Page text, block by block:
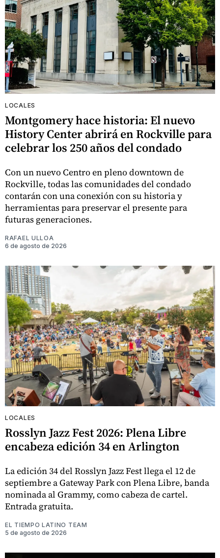
LOCALES
Montgomery hace historia: El nuevo
History Center abrirá en Rockville para
celebrar los 250 años del condado
Con un nuevo Centro en pleno downtown de
Rockville, todas las comunidades del condado
contarán con una conexión con su historia y
herramientas para preservar el presente para
futuras generaciones.
RAFAEL ULLOA
6 de agosto de 2026
LOCALES
Rosslyn Jazz Fest 2026: Plena Libre
encabeza edición 34 en Arlington
La edición 34 del Rosslyn Jazz Fest llega el 12 de
septiembre a Gateway Park con Plena Libre, banda
nominada al Grammy, como cabeza de cartel.
Entrada gratuita.
EL TIEMPO LATINO TEAM
5 de agosto de 2026